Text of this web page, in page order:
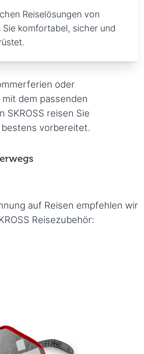
Reiselösungen von
Sie komfortabel, sicher und
oder
dem passenden
SKROSS reisen Sie
vorbereitet.
auf Reisen empfehlen wir
Reisezubehör: